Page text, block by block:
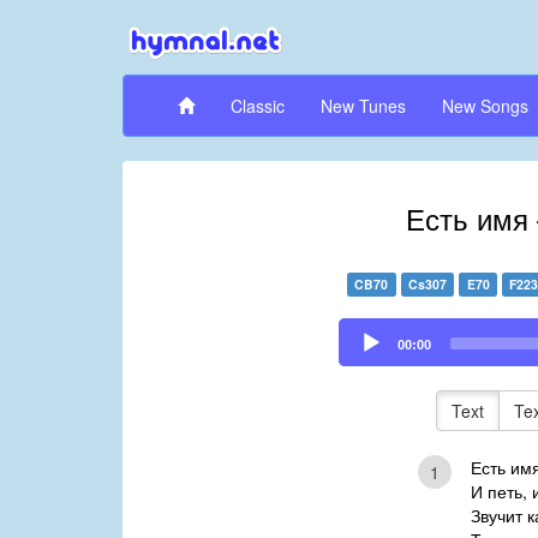
Classic New Tunes New Songs
Есть
CB70 Cs307 E70 F223
Audio
Player
00:00
Text
1
Есть
И петь,
Звучит